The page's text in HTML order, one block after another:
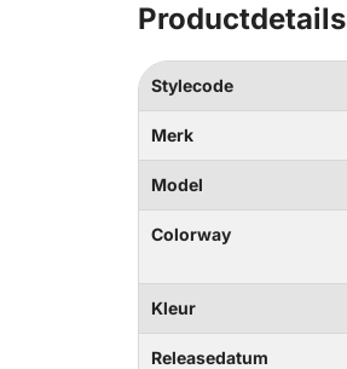
Productdetails
Stylecode
Merk
Model
Colorway
Kleur
Releasedatum